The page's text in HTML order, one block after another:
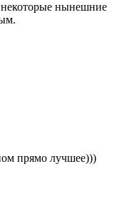
некоторые нынешние
прямо лучшее)))